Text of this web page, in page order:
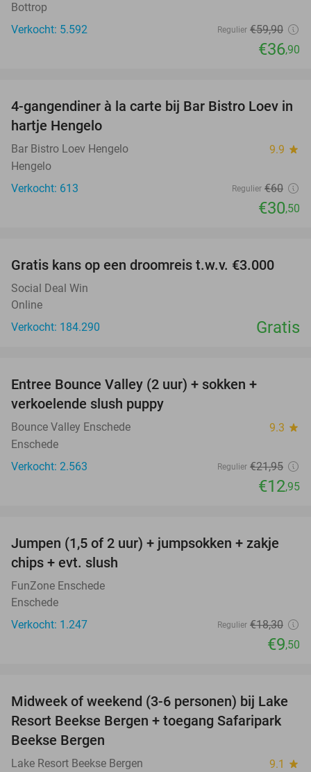
Bottrop
Verkocht: 5.592
Regulier €59,90
€36,90
49%
4-gangendiner à la carte bij Bar Bistro Loev in
hartje Hengelo
Bar Bistro Loev Hengelo 9.9 star
Hengelo
Verkocht: 613
Regulier €60
€30,50
Gratis kans op een droomreis t.w.v. €3.000
Social Deal Win
Online
Verkocht: 184.290
Gratis
Entree Bounce Valley (2 uur) + sokken +
verkoelende slush puppy
Bounce Valley Enschede 9.3 star
Enschede
Verkocht: 2.563
Regulier €21,95
€12,95
48%
Jumpen (1,5 of 2 uur) + jumpsokken + zakje
chips + evt. slush
FunZone Enschede
Enschede
Verkocht: 1.247
Regulier €18,30
€9,50
53%
Midweek of weekend (3-6 personen) bij Lake
Resort Beekse Bergen + toegang Safaripark
Beekse Bergen
Lake Resort Beekse Bergen 9.1 star